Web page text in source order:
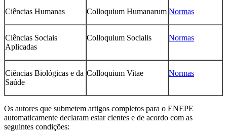
Ciências Humanas Colloquium Humanarum Normas
Ciências Sociais
Aplicadas
Colloquium Socialis Normas
Ciências Biológicas e da
Saúde
Colloquium Vitae Normas
Os autores que submetem artigos completos para o ENEPE
automaticamente declaram estar cientes e de acordo com as
seguintes condições: